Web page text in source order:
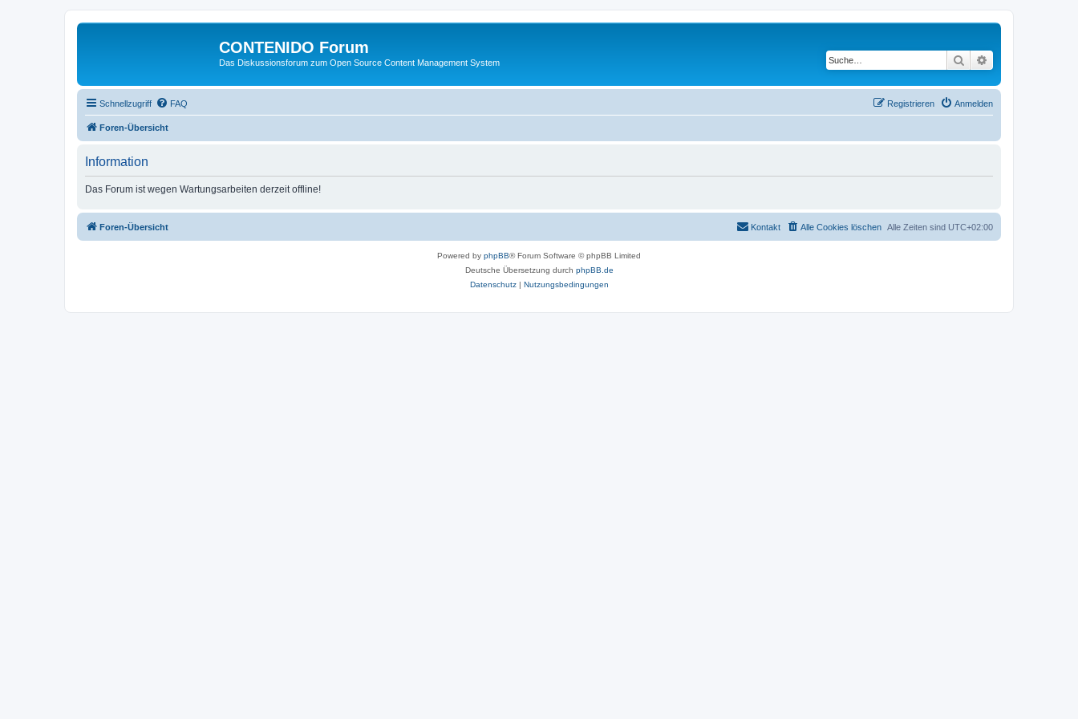
CONTENIDO Forum
Das Diskussionsforum zum Open Source Content Management System Suche
Schnellzugriff FAQ Anmelden
Registrieren
Foren-Übersicht
Information
Das Forum ist wegen Wartungsarbeiten derzeit offline!
Foren-Übersicht Alle Zeiten sind UTC+02:00
Alle Cookies löschen
Kontakt
Powered by phpBB® Forum Software © phpBB Limited
Deutsche Übersetzung durch phpBB.de
Datenschutz| Nutzungsbedingungen